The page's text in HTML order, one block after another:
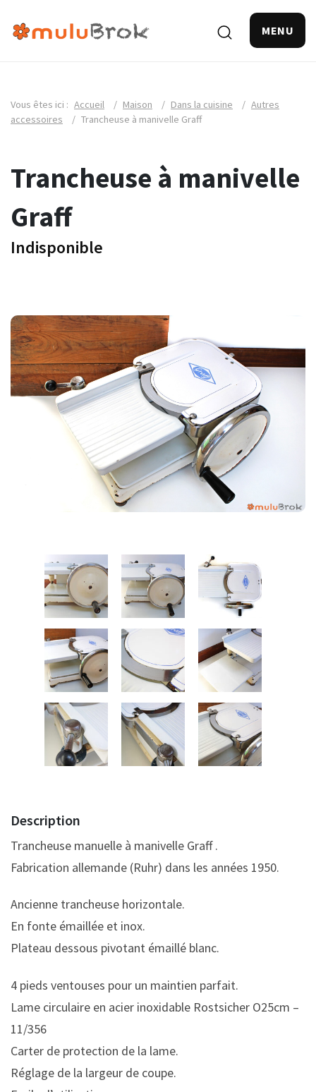
MENU
Vous êtes ici : Accueil / Maison / Dans la cuisine / Autres
accessoires
/ Trancheuse à manivelle Graff
Trancheuse à manivelle
Graff
Indisponible
Description
Trancheuse manuelle à manivelle Graff .
Fabrication allemande (Ruhr) dans les années 1950.
Ancienne trancheuse horizontale.
En fonte émaillée et inox.
Plateau dessous pivotant émaillé blanc.
4 pieds ventouses pour un maintien parfait.
Lame circulaire en acier inoxidable Rostsicher O25cm –
11/356
Carter de protection de la lame.
Réglage de la largeur de coupe.